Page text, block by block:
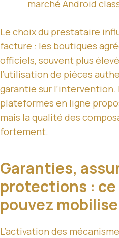
marché Android
Le choix du prestataire
facture : les boutiques
officiels, souvent plus
l’utilisation de pièces
garantie sur
plateformes en ligne
mais la qualité des
fortement.
Garanties,
protections : ce
pouvez
L’activation des